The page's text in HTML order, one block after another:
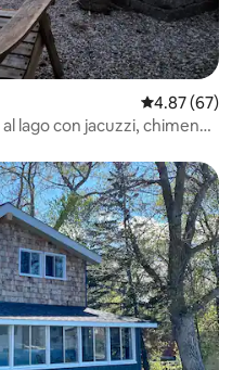
Calificación
4.87 (67)
lago con jacuzzi, chimenea